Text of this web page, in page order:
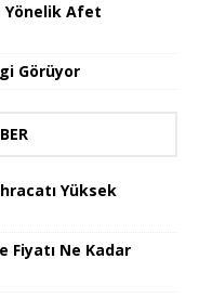
Yönelik Afet
Görüyor
Yüksek
Fiyatı Ne Kadar